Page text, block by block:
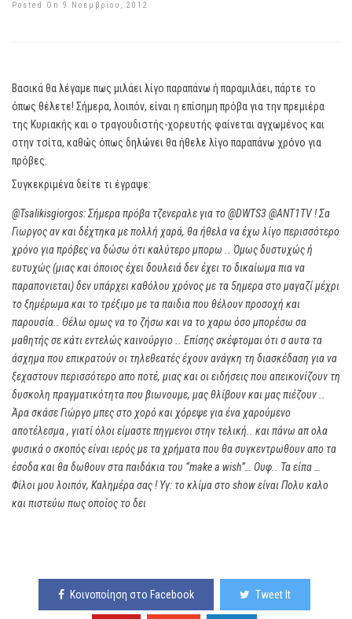
Posted On 9 Νοεμβρίου, 2012
Βασικά θα λέγαμε πως μιλάει λίγο παραπάνω ή παραμιλάει, πάρτε το
όπως θέλετε! Σήμερα, λοιπόν, είναι η επίσημη πρόβα για την πρεμιέρα
της Κυριακής και ο τραγουδιστής-χορευτής φαίνεται αγχωμένος και
στην τσίτα, καθώς όπως δηλώνει θα ήθελε λίγο παραπάνω χρόνο για
πρόβες.
Συγκεκριμένα δείτε τι έγραψε:
@Tsalikisgiorgos: Σήμερα πρόβα τζενεραλε για το @DWTS3 @ANT1TV ! Σα
Γιωργος αν και δέχτηκα με πολλή χαρά, θα ήθελα να έχω λίγο περισσότερο
χρόνο για πρόβες να δώσω ότι καλύτερο μπορω .. Όμως δυστυχώς ή
ευτυχώς (μιας και όποιος έχει δουλειά δεν έχει το δικαίωμα πια να
παραπονιεται) δεν υπάρχει καθόλου χρόνος με τα 5ημερα στο μαγαζί μέχρι
το ξημέρωμα και το τρέξιμο με τα παιδια που θέλουν προσοχή και
παρουσία.. Θέλω ομως να το ζήσω και να το χαρω όσο μπορέσω σα
μαθητής σε κάτι εντελώς καινούργιο .. Επίσης σκέφτομαι ότι σ αυτα τα
άσχημα που επικρατούν οι τηλεθεατές έχουν ανάγκη τη διασκέδαση για να
ξεχαστουν περισσότερο απο ποτέ, μιας και οι ειδήσεις που απεικονίζουν τη
δυσκολη πραγματικότητα που βιωνουμε, μας θλίβουν και μας πιέζουν ..
Άρα σκάσε Γιώργο μπες στο χορό και χόρεψε για ένα χαρούμενο
αποτέλεσμα , γιατί όλοι είμαστε πηγμενοι στην τελική.. και πάνω απ ολα
φυσικά ο σκοπός είναι ιερός με τα χρήματα που θα συγκεντρωθουν απο τα
έσοδα και θα δωθουν στα παιδάκια του “make a wish”… Ουφ.. Τα είπα …
Φίλοι μου λοιπόν, Καλημέρα σας ! Υγ: το κλίμα στο show είναι Πολυ καλο
και πιστεύω πως οποίος το δει
Κοινοποίηση στο Facebook Tweet It